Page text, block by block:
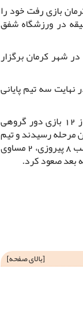
بازی رفت خود را
آهن روز چهارشنبه 29 بهمن و از ساعت 13 و 30 دقیقه در ورزشگاه شفق
بازی برگشت دو تیم نیز روز جمعه هشتم اسفند ماه از ساعت 19 در شهر کرمان برگزار
تا در نهایت سه تیم پایانی
شاگردان آقای وحید محمدی در تیم فوتبال نوجوانان مس کرمان از 12 بازی دور گروهی
این مرحله رسیدند و تیم
نوجوانان ذوب آهن اصفهان نیز از 12 بازی مرحله گروهی خود با کسب 8 پیروزی، 2 مساوی
[بالای صفحه]